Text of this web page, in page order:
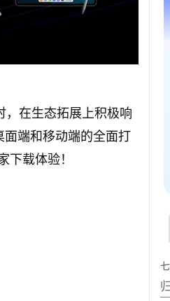
，在生态拓展上积极响
面端和移动端的全面打
载体验！